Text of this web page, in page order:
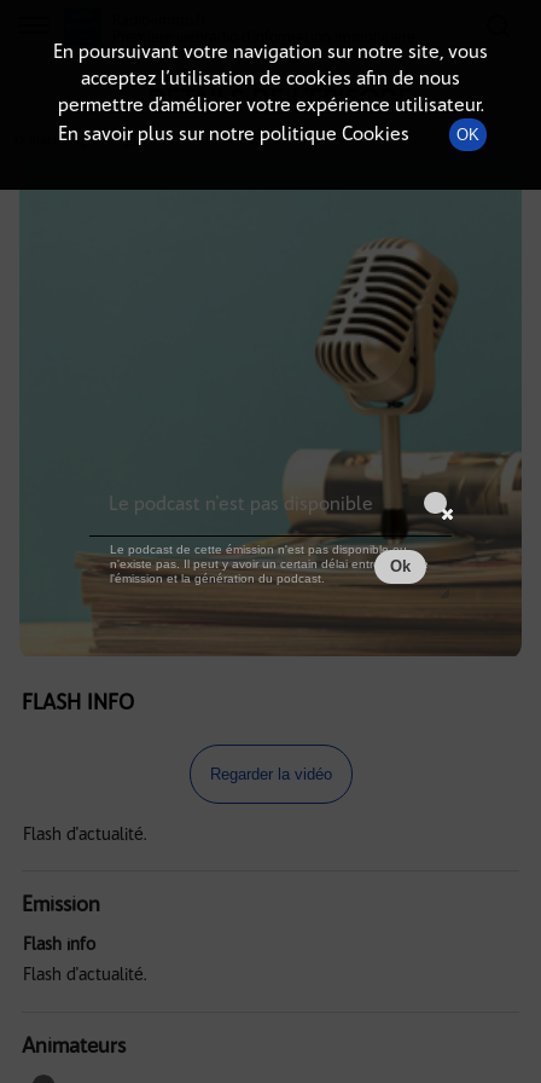
DÉTAILS DE L'ÉPISODE
17 mars 2025à 19h59 , durée : Invalid date
FLASH INFO
Regarder la vidéo
Flash d'actualité.
Emission
Flash info
Flash d'actualité.
Animateurs
En poursuivant votre navigation sur notre site, vous
acceptez l’utilisation de cookies afin de nous
permettre d’améliorer votre expérience utilisateur.
En savoir plus sur notre politique Cookies
OK
Le podcast n'est pas disponible
Le podcast de cette émission n'est pas disponible ou
n'existe pas. Il peut y avoir un certain délai entre la fin de
l'émission et la génération du podcast.
Ok